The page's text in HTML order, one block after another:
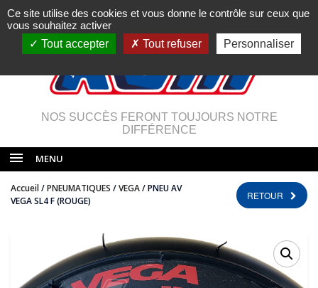
NOS SUCCÈS FERONT TOUJOURS NOTRE
DIFFÉRENCE
MENU
Accueil/PNEUMATIQUES /VEGA/ PNEU AV
VEGA SL4 F (ROUGE)
RETOUR
Ce site utilise des cookies et vous donne le contrôle sur ceux que
vous souhaitez activer
Tout accepter
Tout refuser Personnaliser